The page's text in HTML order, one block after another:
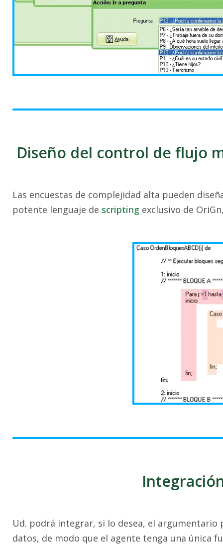
Diseño del control de flujo
Las encuestas de complejidad alta pueden
potente lenguaje de scripting exclusivo de
Ud. podrá integrar, si lo desea, el
datos, de modo que el agente tenga una única